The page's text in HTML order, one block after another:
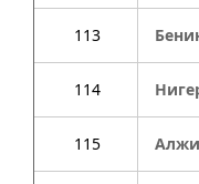
113
114
115